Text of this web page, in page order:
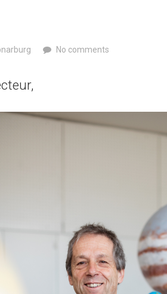
No comments